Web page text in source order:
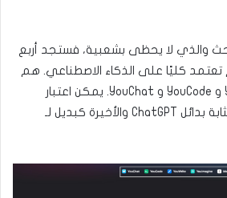
والذي لا يحظى بشعبية، فستجد أربع
كليًا على الذكاء الاصطناعي. هم
YouImagine و YouWrite و YouCode و YouChat. يمكن اعتبار
الأدوات الثلاثة الأولى بمثابة بدائل ChatGPT والأخيرة كبديل لـ